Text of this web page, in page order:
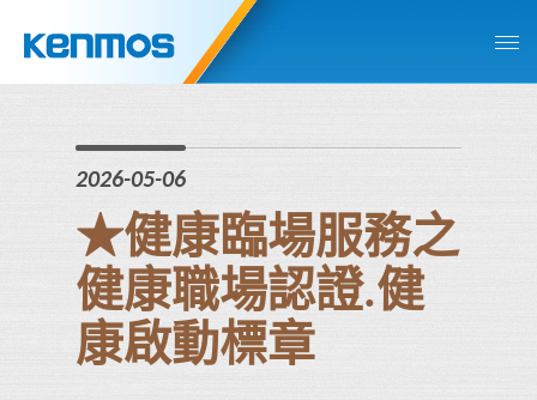
2026-05-06
★健康臨場服務之
健康職場認證.健
康啟動標章